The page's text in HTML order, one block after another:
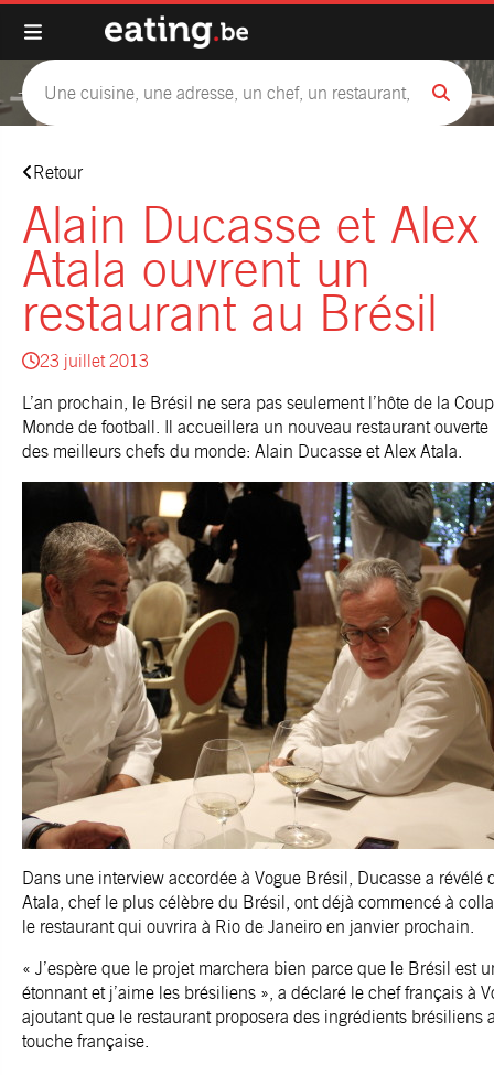
Retour
Alain Ducasse et Alex
Atala ouvrent un
restaurant au Brésil
23 juillet 2013
L’an prochain, le Brésil ne sera pas seulement l’hôte de la
Monde de football. Il accueillera un nouveau restaurant ouverte
des meilleurs chefs du monde: Alain Ducasse et Alex Atala.
Dans une interview accordée à Vogue Brésil, Ducasse a révélé
Atala, chef le plus célèbre du Brésil, ont déjà commencé à
le restaurant qui ouvrira à Rio de Janeiro en janvier prochain.
« J’espère que le projet marchera bien parce que le Brésil est
étonnant et j’aime les brésiliens », a déclaré le chef français à
ajoutant que le restaurant proposera des ingrédients brésiliens
touche française.